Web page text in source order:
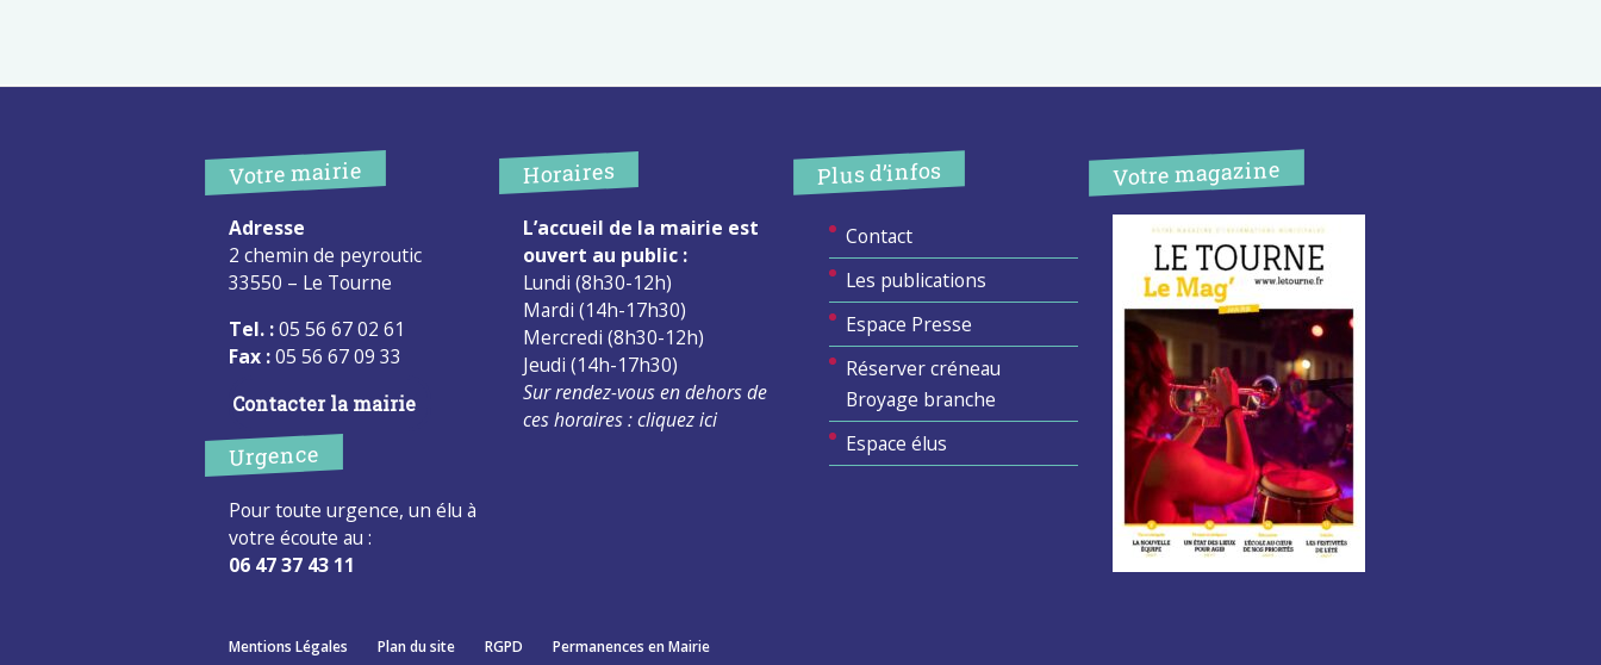
Votre mairie
Adresse
2 chemin de peyroutic
33550 – Le Tourne
Tel. :05 56 67 02 61
Fax :05 56 67 09 33
Contacter la mairie
Urgence
Pour toute urgence, un élu à
votre écoute au :
06 47 37 43 11
Horaires
L’accueil de la mairie est
ouvert au public :
Lundi (8h30-12h)
Mardi (14h-17h30)
Mercredi (8h30-12h)
Jeudi (14h-17h30)
Sur rendez-vous en dehors de
ces horaires :cliquez ici
Plus d’infos
Contact
Les publications
Espace Presse
Réserver créneau
Broyage branche
Espace élus
Votre magazine
Mentions Légales Plan du site RGPD Permanences en Mairie